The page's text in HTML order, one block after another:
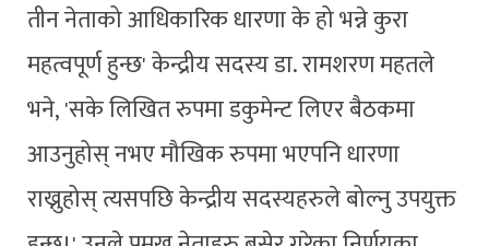
तीन नेताको आधिकारिक धारणा के हो भन्ने कुरा
महत्वपूर्ण हुन्छ' केन्द्रीय सदस्य डा. रामशरण महतले
भने, 'सके लिखित रुपमा डकुमेन्ट लिएर बैठकमा
आउनुहोस् नभए मौखिक रुपमा भएपनि धारणा
राख्नुहोस् त्यसपछि केन्द्रीय सदस्यहरुले बोल्नु उपयुक्त